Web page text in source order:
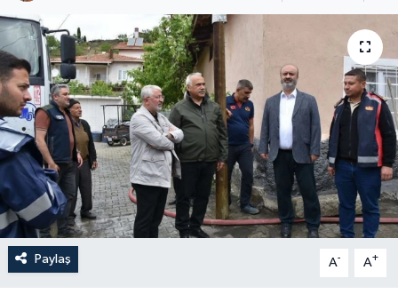
Paylaş A- A+
GÜNCEL
AKTÜEL
EĞİTİM
İLÇELER
OTOPARK
TEKNOLOJİ
Tüm Manşetler
Son Dakika Haberleri
Haber Arşivi